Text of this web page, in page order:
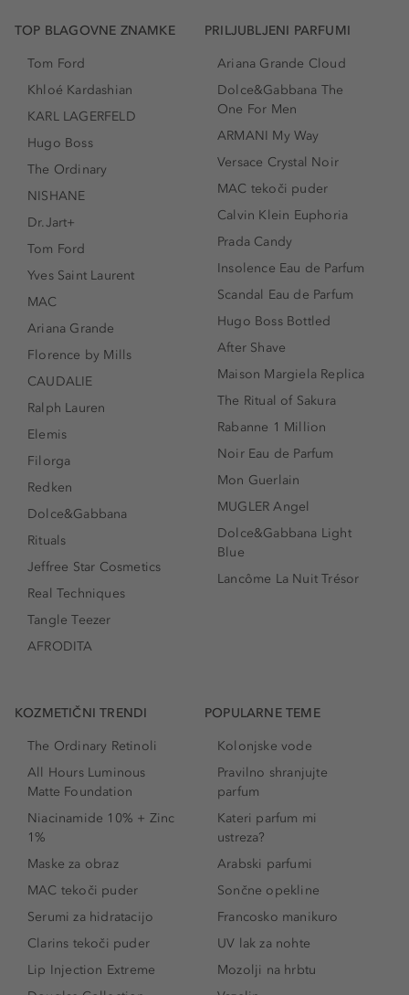
TOP BLAGOVNE ZNAMKE
Tom Ford
Khloé Kardashian
KARL LAGERFELD
Hugo Boss
The Ordinary
NISHANE
Dr.Jart+
Tom Ford
Yves Saint Laurent
MAC
Ariana Grande
Florence by Mills
CAUDALIE
Ralph Lauren
Elemis
Filorga
Redken
Dolce&Gabbana
Rituals
Jeffree Star Cosmetics
Real Techniques
Tangle Teezer
AFRODITA
PRILJUBLJENI PARFUMI
Ariana Grande Cloud
Dolce&Gabbana The
One For Men
ARMANI My Way
Versace Crystal Noir
MAC tekoči puder
Calvin Klein Euphoria
Prada Candy
Insolence Eau de Parfum
Scandal Eau de Parfum
Hugo Boss Bottled
After Shave
Maison Margiela Replica
The Ritual of Sakura
Rabanne 1 Million
Noir Eau de Parfum
Mon Guerlain
MUGLER Angel
Dolce&Gabbana Light
Blue
Lancôme La Nuit Trésor
KOZMETIČNI TRENDI
The Ordinary Retinoli
All Hours Luminous
Matte Foundation
Niacinamide 10% + Zinc
1%
Maske za obraz
MAC tekoči puder
Serumi za hidratacijo
Clarins tekoči puder
Lip Injection Extreme
POPULARNE TEME
Kolonjske vode
Pravilno shranjujte
parfum
Kateri parfum mi
ustreza?
Arabski parfumi
Sončne opekline
Francosko manikuro
UV lak za nohte
Mozolji na hrbtu